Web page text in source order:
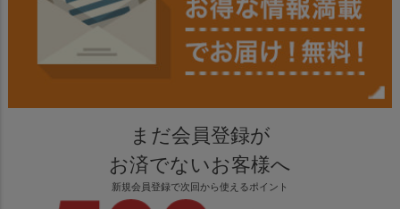
まだ会員登録が
お済でないお客様へ
新規会員登録で次回から使えるポイント